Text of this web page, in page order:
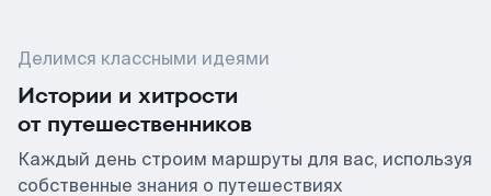
Делимся классными идеями
Истории и хитрости
от путешественников
Каждый день строим маршруты для вас, используя
собственные знания о путешествиях